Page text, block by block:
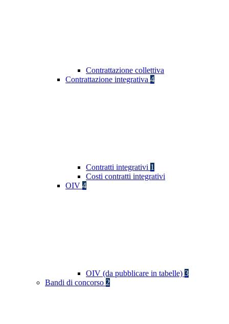
Contrattazione collettiva
Contrattazione integrativa 4
Contratti integrativi 1
Costi contratti integrativi
OIV 4
OIV (da pubblicare in tabelle) 3
Bandi di concorso 2